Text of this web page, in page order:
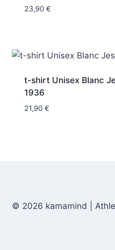
23,90 €
t-shirt Unisex Blanc
1936
21,90 €
© 2026 kamamind |